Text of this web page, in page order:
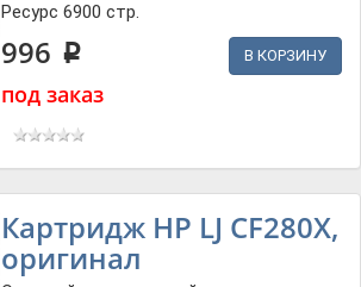
Ресурс 6900 стр.
996 p
под заказ
В КОРЗИНУ
Картридж HP LJ CF280X,
оригинал